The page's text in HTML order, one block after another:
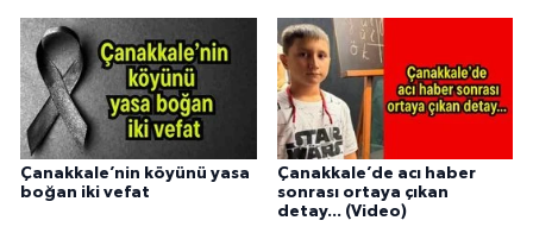
Çanakkale’nin köyünü yasa
boğan iki vefat
Çanakkale’de acı haber
sonrası ortaya çıkan
detay... (Video)